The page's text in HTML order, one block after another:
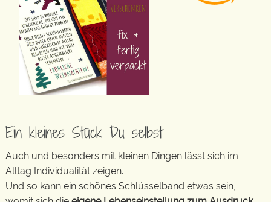
Ein kleines Stück Du selbst
Auch und besonders mit kleinen Dingen lässt sich im
Alltag Individualität zeigen.
Und so kann ein schönes Schlüsselband etwas sein,